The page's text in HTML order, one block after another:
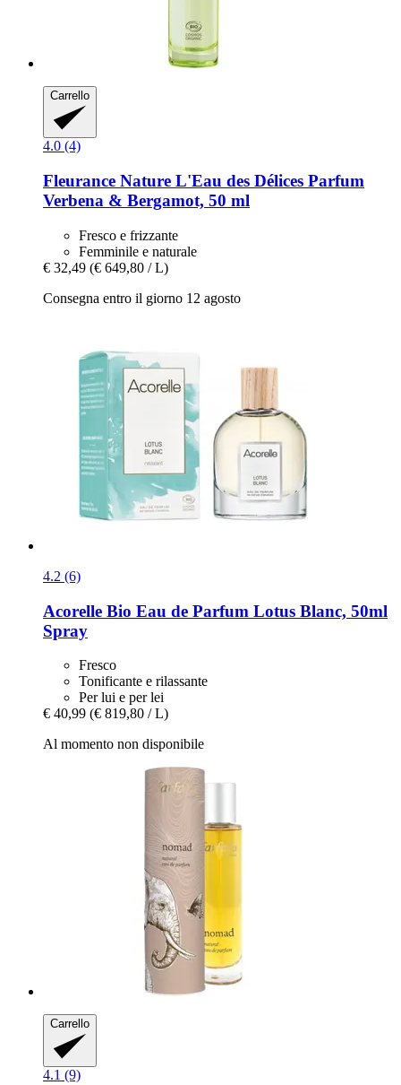
Carrello
4.0 (4)
Fleurance Nature L'Eau des Délices Parfum
Verbena & Bergamot, 50 ml
Fresco e frizzante
Femminile e naturale
€ 32,49 (€ 649,80 / L)
Consegna entro il giorno 12 agosto
4.2 (6)
Acorelle Bio Eau de Parfum Lotus Blanc, 50ml
Spray
Fresco
Tonificante e rilassante
Per lui e per lei
€ 40,99 (€ 819,80 / L)
Al momento non disponibile
Carrello
4.1 (9)